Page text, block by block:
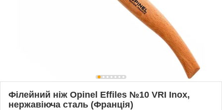
Філейний ніж Opinel Effiles №10 VRI Inox,
нержавіюча сталь (Франція)